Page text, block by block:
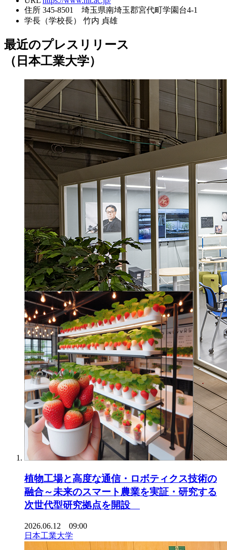
住所 345-8501 埼玉県南埼玉郡宮代町学園台4-1
学長（学校長）
竹内 貞雄
最近のプレスリリース
（日本工業大学）
植物工場と高度な通信・ロボティクス技術の
融合～未来のスマート農業を実証・研究する
次世代型研究拠点を開設
2026.06.12 09:00
日本工業大学